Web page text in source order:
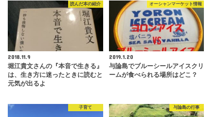
読んだ本の紹介
2018.11.9
堀江貴文さんの『本音で生きる』
は、生き方に迷ったときに読むと
元気が出るよ
オーシャンマーケット情報
2019.1.20
与論島でブルーシールアイスクリ
ームが食べられる場所はどこ？
子育て 与論島の行事